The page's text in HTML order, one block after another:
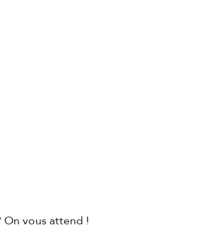
On vous attend !